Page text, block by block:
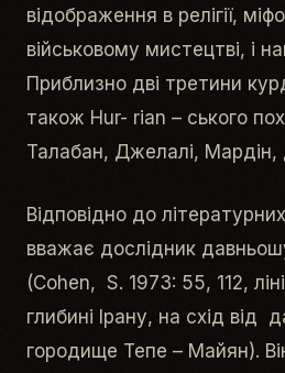
відображення в релігії,
військовому мистецтві, і
Приблизно дві третини
також Hur- rian – ського
Талабан, Джелалі, Мардін,
Відповідно до
вважає дослідник
(Cohen, S. 1973: 55, 112,
глибині Ірану, на схід від
городище Тепе – Майян).